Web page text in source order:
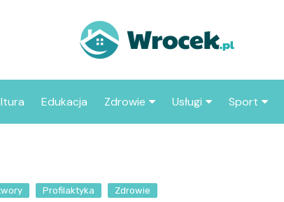
we
Edukacja Zdrowie
Apteka
Usługi Sport
Profilaktyka Zdrowie